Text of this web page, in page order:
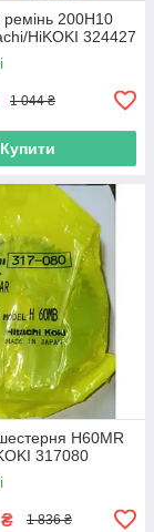
200Н10
HiKOKI 324427
1 044 ₴
Купити
H60MR
317080
₴ 1 836 ₴